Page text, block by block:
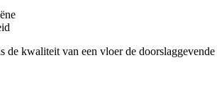
de kwaliteit van een vloer de